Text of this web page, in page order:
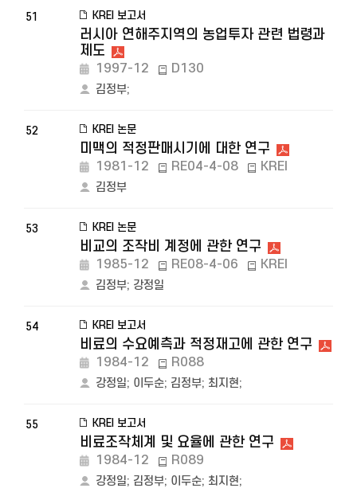
51 KREI 보고서
러시아 연해주지역의 농업투자 관련 법령과
제도
1997-12 D130
김정부;
52 KREI 논문
미맥의 적정판매시기에 대한 연구
1981-12 RE04-4-08 KREI
김정부
53 KREI 논문
비교의 조작비 계정에 관한 연구
1985-12 RE08-4-06 KREI
김정부; 강정일
54 KREI 보고서
비료의 수요예측과 적정재고에 관한 연구
1984-12 R088
강정일; 이두순; 김정부; 최지현;
55 KREI 보고서
비료조작체계 및 요율에 관한 연구
1984-12 R089
강정일; 김정부; 이두순; 최지현;